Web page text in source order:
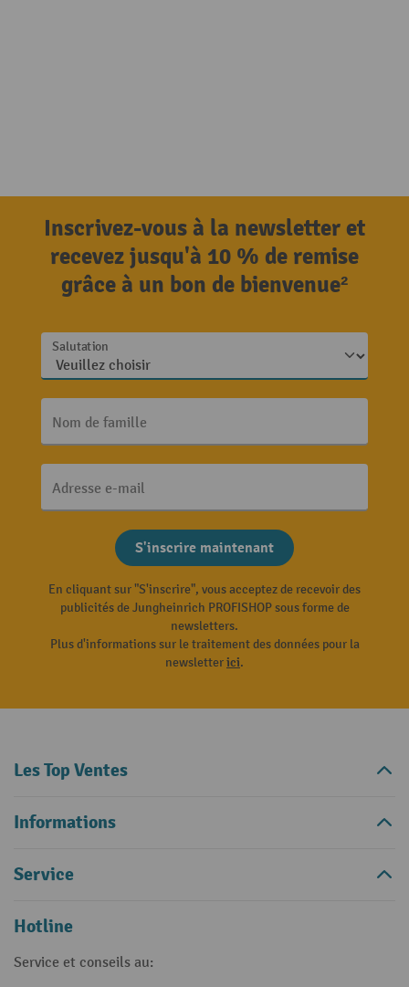
Inscrivez-vous à la newsletter et
recevez jusqu'à 10 % de remise
grâce à un bon de bienvenue²
Salutation
Nom de famille
Adresse e-mail
S'inscrire maintenant
En cliquant sur "S'inscrire", vous acceptez de recevoir des
publicités de Jungheinrich PROFISHOP sous forme de
newsletters.
Plus d'informations sur le traitement des données pour la
newsletterici.
Les Top Ventes
Informations
Service
Hotline
Service et conseils au: